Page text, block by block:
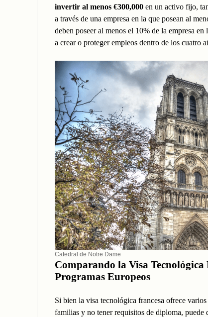
invertir al menos €300,000 en un activo fijo,
a través de una empresa en la que posean al
deben poseer al menos el 10% de la empresa
a crear o proteger empleos dentro de los cuatro
Catedral de Notre Dame
Comparando la Visa Tecnológica
Programas Europeos
Si bien la visa tecnológica francesa ofrece
familias y no tener requisitos de diploma, puede